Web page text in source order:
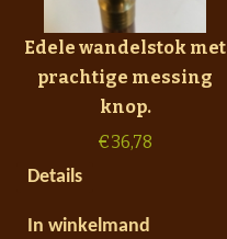
Edele wandelstok met
prachtige messing
knop.
€36,78
Details
In winkelmand